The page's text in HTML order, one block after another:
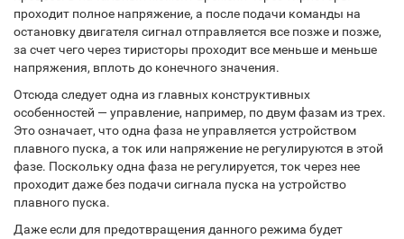
проходит полное напряжение, а после подачи команды на
остановку двигателя сигнал отправляется все позже и позже,
за счет чего через тиристоры проходит все меньше и меньше
напряжения, вплоть до конечного значения.
Отсюда следует одна из главных конструктивных
особенностей — управление, например, по двум фазам из трех.
Это означает, что одна фаза не управляется устройством
плавного пуска, а ток или напряжение не регулируются в этой
фазе. Поскольку одна фаза не регулируется, ток через нее
проходит даже без подачи сигнала пуска на устройство
плавного пуска.
Даже если для предотвращения данного режима будет